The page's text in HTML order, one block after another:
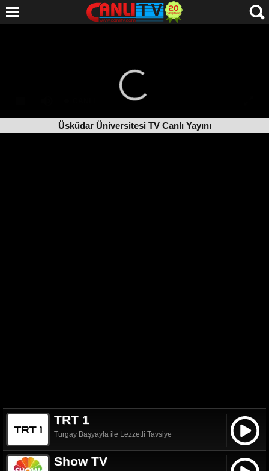
Üsküdar Üniversitesi TV Canlı Yayını
TRT 1
Turgay Başyayla ile Lezzetli Tavsiye
Show TV